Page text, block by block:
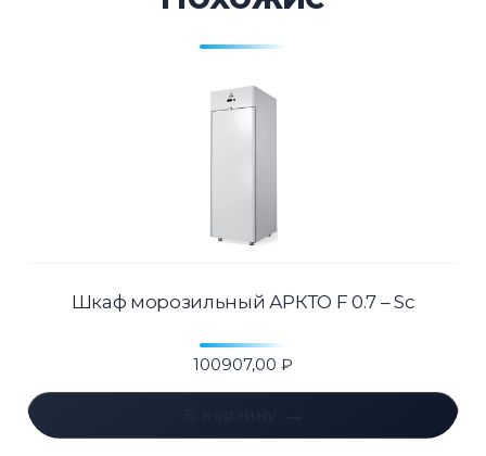
Шкаф морозильный АРКТО F 0.7 – Sc
100907,00 ₽